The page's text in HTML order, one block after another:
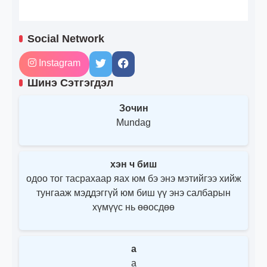
Social Network
Instagram
Шинэ Сэтгэгдэл
Зочин
Mundag
хэн ч биш
одоо тог тасрахаар яах юм бэ энэ мэтийгээ хийж
тунгааж мэддэггүй юм биш үү энэ салбарын
хүмүүс нь өөосдөө
a
a